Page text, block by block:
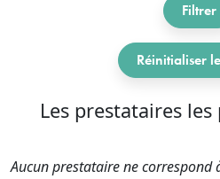
Filtrer
Réinitialiser
Les prestataires
Aucun prestataire ne correspond